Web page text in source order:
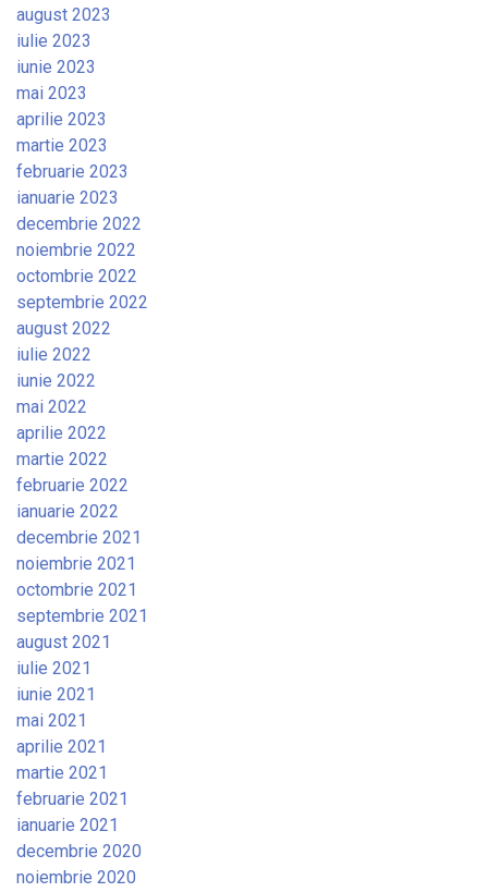
august 2023
iulie 2023
iunie 2023
mai 2023
aprilie 2023
martie 2023
februarie 2023
ianuarie 2023
decembrie 2022
noiembrie 2022
octombrie 2022
septembrie 2022
august 2022
iulie 2022
iunie 2022
mai 2022
aprilie 2022
martie 2022
februarie 2022
ianuarie 2022
decembrie 2021
noiembrie 2021
octombrie 2021
septembrie 2021
august 2021
iulie 2021
iunie 2021
mai 2021
aprilie 2021
martie 2021
februarie 2021
ianuarie 2021
decembrie 2020
noiembrie 2020